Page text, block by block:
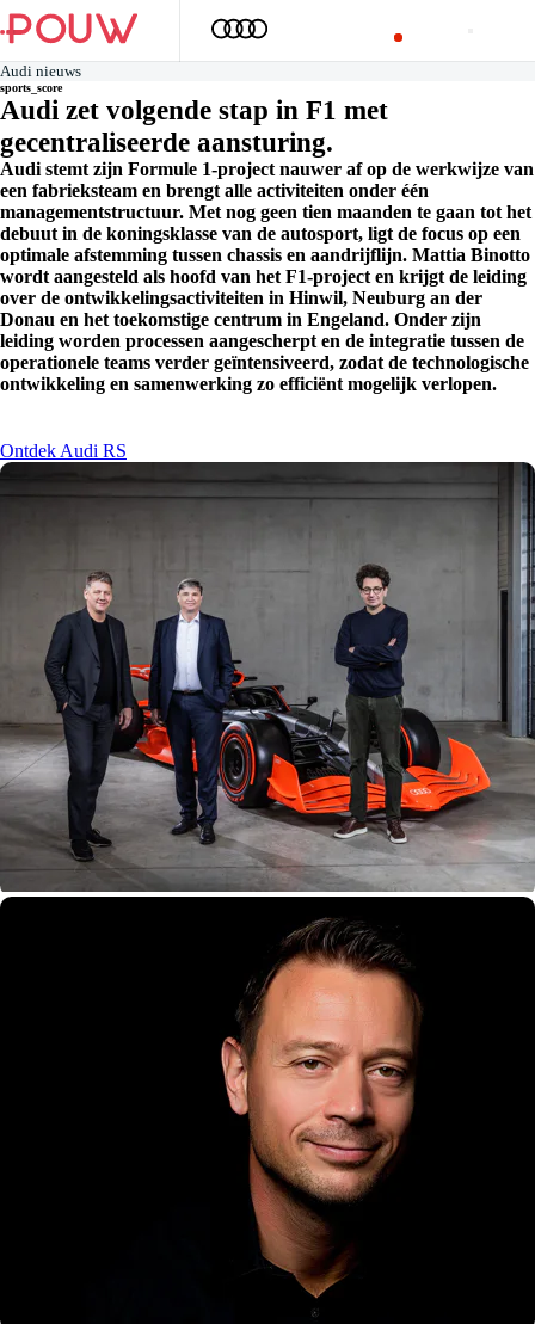
Audi nieuws
sports_score
Audi zet volgende stap in F1 met
gecentraliseerde aansturing.
Audi stemt zijn Formule 1-project nauwer af op de werkwijze van
een fabrieksteam en brengt alle activiteiten onder één
managementstructuur. Met nog geen tien maanden te gaan tot het
debuut in de koningsklasse van de autosport, ligt de focus op een
optimale afstemming tussen chassis en aandrijflijn. Mattia Binotto
wordt aangesteld als hoofd van het F1-project en krijgt de leiding
over de ontwikkelingsactiviteiten in Hinwil, Neuburg an der
Donau en het toekomstige centrum in Engeland. Onder zijn
leiding worden processen aangescherpt en de integratie tussen de
operationele teams verder geïntensiveerd, zodat de technologische
ontwikkeling en samenwerking zo efficiënt mogelijk verlopen.
Ontdek Audi RS